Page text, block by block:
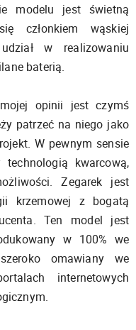
modelu jest świetną
członkiem wąskiej
w realizowaniu
baterią.
opinii jest czymś
patrzeć na niego jako
W pewnym sensie
kwarcową,
Zegarek jest
krzemowej z bogatą
Ten model jest
w 100% we
omawiany we
internetowych